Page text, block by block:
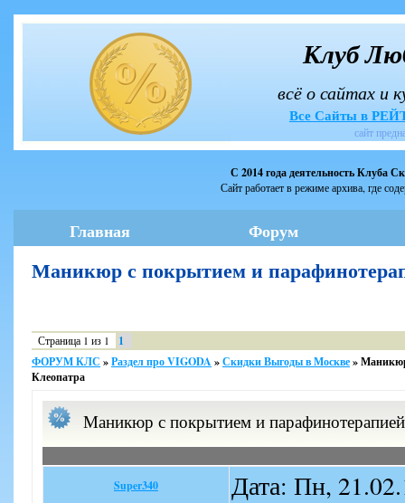
Клуб
всё о сайтах и
Все Сайты в
сайт
С 2014 года деятельность Клуба
Сайт работает в режиме архива, где
Главная Форум
Маникюр с покрытием и
Страница 1 из 1
1
ФОРУМ КЛС »Раздел про VIGODA »Скидки Выгоды в Москве»
Клеопатра
Маникюр с покрытием и
Super340 Дата: Пн,